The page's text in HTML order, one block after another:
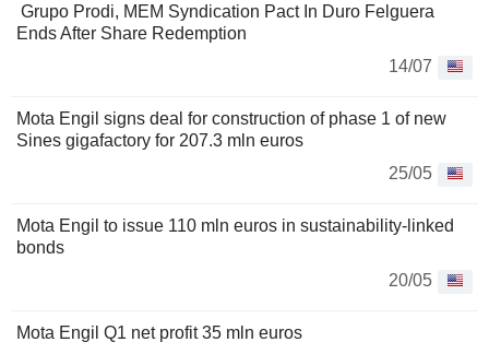
Grupo Prodi, MEM Syndication Pact In Duro Felguera
Ends After Share Redemption
14/07
Mota Engil signs deal for construction of phase 1 of new
Sines gigafactory for 207.3 mln euros
25/05
Mota Engil to issue 110 mln euros in sustainability-linked
bonds
20/05
Mota Engil Q1 net profit 35 mln euros